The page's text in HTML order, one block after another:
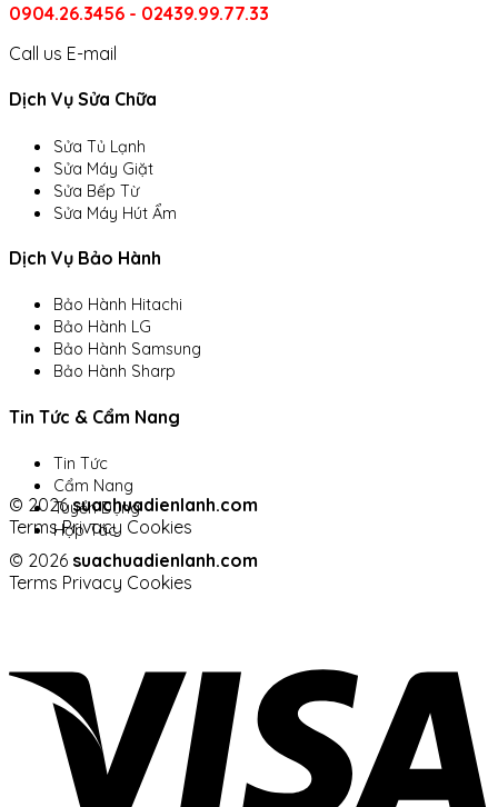
0904.26.3456 - 02439.99.77.33
Call us E-mail
Dịch Vụ Sửa Chữa
Sửa Tủ Lạnh
Sửa Máy Giặt
Sửa Bếp Từ
Sửa Máy Hút Ẩm
Dịch Vụ Bảo Hành
Bảo Hành Hitachi
Bảo Hành LG
Bảo Hành Samsung
Bảo Hành Sharp
Tin Tức & Cẩm Nang
Tin Tức
Cẩm Nang
Tuyển Dụng
Hợp Tác
© 2026suachuadienlanh.com
Terms Privacy Cookies
© 2026 suachuadienlanh.com
Terms Privacy Cookies